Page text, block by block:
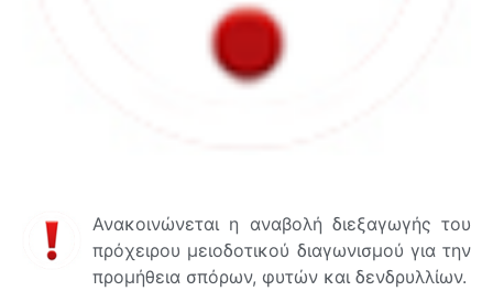
Ανακοινώνεται η αναβολή διεξαγωγής του
πρόχειρου μειοδοτικού διαγωνισμού για την
προμήθεια σπόρων, φυτών και δενδρυλλίων.